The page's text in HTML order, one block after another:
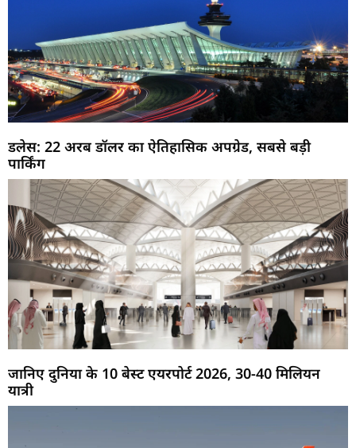
डलेस: 22 अरब डॉलर का ऐतिहासिक अपग्रेड, सबसे बड़ी
पार्किंग
जानिए दुनिया के 10 बेस्ट एयरपोर्ट 2026, 30-40 मिलियन
यात्री